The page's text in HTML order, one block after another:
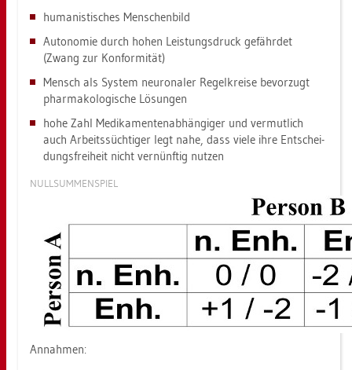
hu­ma­nis­ti­sches Men­schen­bild
Au­to­no­mie durch hohen Leis­tungs­druck ge­fähr­det
(Zwang zur Kon­for­mi­tät)
Mensch als Sys­tem neu­ro­na­ler Re­gel­krei­se be­vor­zugt
phar­ma­ko­lo­gi­sche Lö­sun­gen
hohe Zahl Me­di­ka­men­ten­ab­hän­gi­ger und ver­mut­lich
auch Ar­beits­süch­ti­ger legt nahe, dass viele ihre Ent­schei­
dungs­frei­heit nicht ver­nünf­tig nut­zen
NULL­SUM­MEN­SPIEL
An­nah­men: